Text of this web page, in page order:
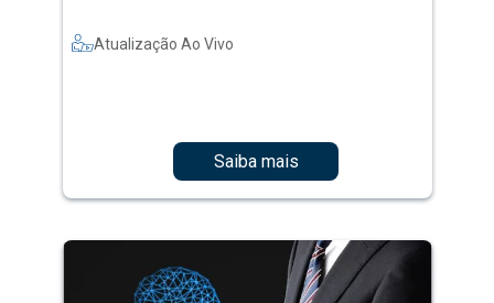
Atualização Ao Vivo
Saiba mais